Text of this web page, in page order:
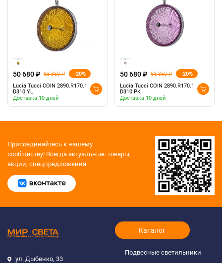
50 680 ₽ 63 350 ₽
-20%
Lucia Tucci COIN 2890.R170.1
D310 YL
Доставка 10 дней
50 680 ₽ 63 350 ₽
-20%
Lucia Tucci COIN 2890.R170.1
D310 PK
Доставка 10 дней
Присоединяйтесь к нашему
сообществу! Всегда актуальные: товары,
акции, спецпредложения.
ул. Дыбенко, 33
Каталог
Подвесные светильники